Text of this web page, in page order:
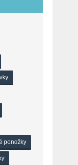
ponožky